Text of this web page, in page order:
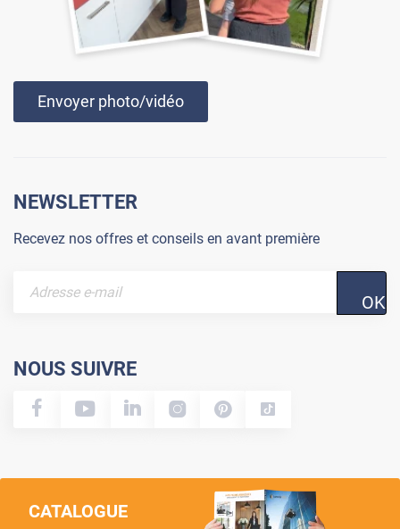
Envoyer photo/vidéo
NEWSLETTER
Recevez nos offres et conseils en avant première
OK
NOUS SUIVRE
CATALOGUE